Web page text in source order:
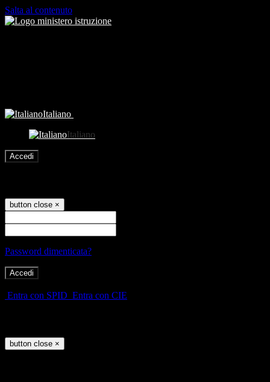
Salta al contenuto
Italiano
Italiano
Accedi
button close ×
Password dimenticata?
Entra con SPID Entra con CIE
button close ×